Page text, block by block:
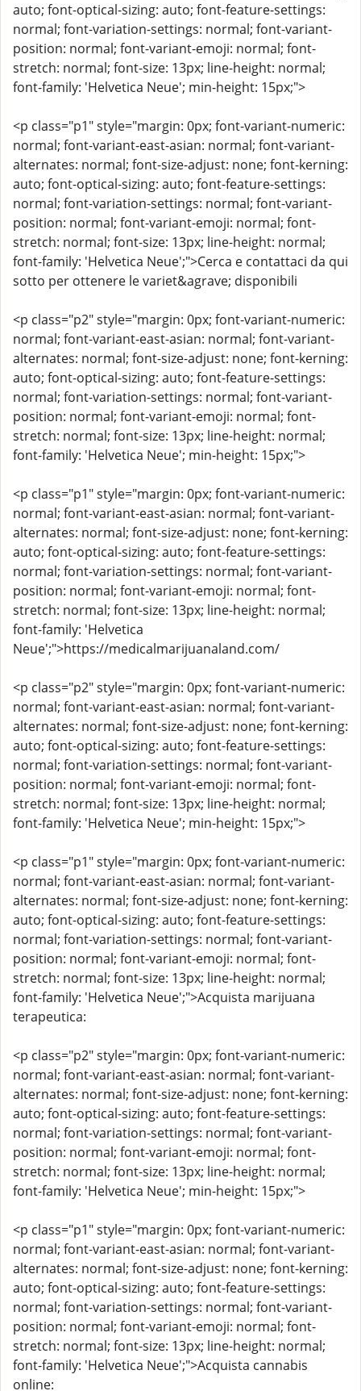
auto; font-optical-sizing: auto; font-feature-settings:
normal; font-variation-settings: normal; font-variant-
position: normal; font-variant-emoji: normal; font-
stretch: normal; font-size: 13px; line-height: normal;
font-family: 'Helvetica Neue'; min-height: 15px;">
<p class="p1" style="margin: 0px; font-variant-numeric:
normal; font-variant-east-asian: normal; font-variant-
alternates: normal; font-size-adjust: none; font-kerning:
auto; font-optical-sizing: auto; font-feature-settings:
normal; font-variation-settings: normal; font-variant-
position: normal; font-variant-emoji: normal; font-
stretch: normal; font-size: 13px; line-height: normal;
font-family: 'Helvetica Neue';">Cerca e contattaci da qui
sotto per ottenere le variet&agrave; disponibili
<p class="p2" style="margin: 0px; font-variant-numeric:
normal; font-variant-east-asian: normal; font-variant-
alternates: normal; font-size-adjust: none; font-kerning:
auto; font-optical-sizing: auto; font-feature-settings:
normal; font-variation-settings: normal; font-variant-
position: normal; font-variant-emoji: normal; font-
stretch: normal; font-size: 13px; line-height: normal;
font-family: 'Helvetica Neue'; min-height: 15px;">
<p class="p1" style="margin: 0px; font-variant-numeric:
normal; font-variant-east-asian: normal; font-variant-
alternates: normal; font-size-adjust: none; font-kerning:
auto; font-optical-sizing: auto; font-feature-settings:
normal; font-variation-settings: normal; font-variant-
position: normal; font-variant-emoji: normal; font-
stretch: normal; font-size: 13px; line-height: normal;
font-family: 'Helvetica
Neue';">https://medicalmarijuanaland.com/
<p class="p2" style="margin: 0px; font-variant-numeric:
normal; font-variant-east-asian: normal; font-variant-
alternates: normal; font-size-adjust: none; font-kerning:
auto; font-optical-sizing: auto; font-feature-settings:
normal; font-variation-settings: normal; font-variant-
position: normal; font-variant-emoji: normal; font-
stretch: normal; font-size: 13px; line-height: normal;
font-family: 'Helvetica Neue'; min-height: 15px;">
<p class="p1" style="margin: 0px; font-variant-numeric:
normal; font-variant-east-asian: normal; font-variant-
alternates: normal; font-size-adjust: none; font-kerning:
auto; font-optical-sizing: auto; font-feature-settings:
normal; font-variation-settings: normal; font-variant-
position: normal; font-variant-emoji: normal; font-
stretch: normal; font-size: 13px; line-height: normal;
font-family: 'Helvetica Neue';">Acquista marijuana
terapeutica:
<p class="p2" style="margin: 0px; font-variant-numeric:
normal; font-variant-east-asian: normal; font-variant-
alternates: normal; font-size-adjust: none; font-kerning:
auto; font-optical-sizing: auto; font-feature-settings:
normal; font-variation-settings: normal; font-variant-
position: normal; font-variant-emoji: normal; font-
stretch: normal; font-size: 13px; line-height: normal;
font-family: 'Helvetica Neue'; min-height: 15px;">
<p class="p1" style="margin: 0px; font-variant-numeric:
normal; font-variant-east-asian: normal; font-variant-
alternates: normal; font-size-adjust: none; font-kerning:
auto; font-optical-sizing: auto; font-feature-settings:
normal; font-variation-settings: normal; font-variant-
position: normal; font-variant-emoji: normal; font-
stretch: normal; font-size: 13px; line-height: normal;
font-family: 'Helvetica Neue';">Acquista cannabis
online: